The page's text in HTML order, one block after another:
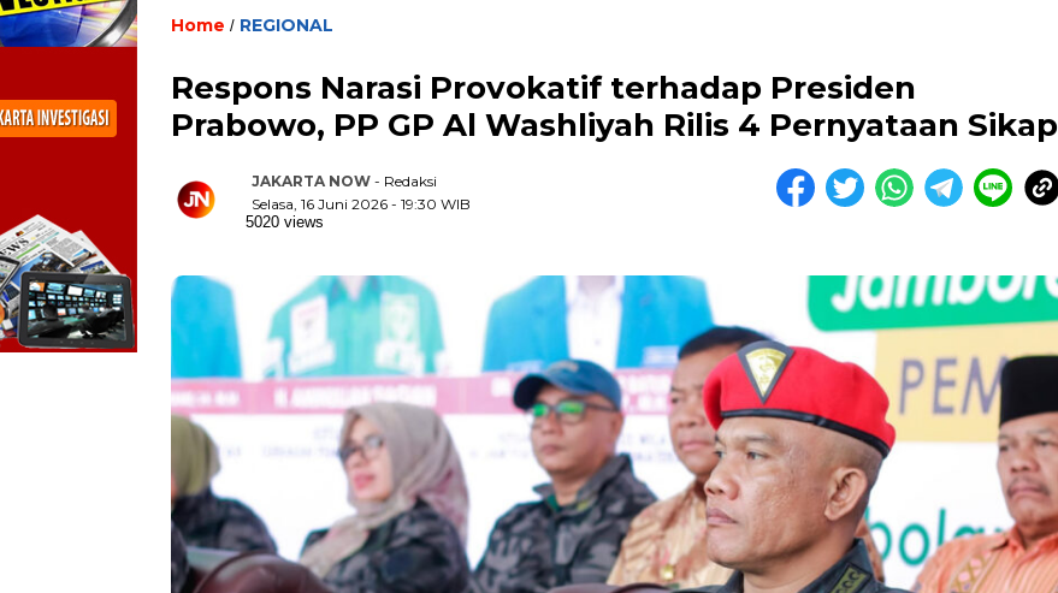
Home / REGIONAL
Respons Narasi Provokatif terhadap Presiden
Prabowo, PP GP Al Washliyah Rilis 4 Pernyataan Sikap
JAKARTA NOW - Redaksi
Selasa, 16 Juni 2026 - 19:30 WIB
5020 views